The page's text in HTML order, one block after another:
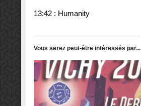
13:42 : Humanity
Vous serez peut-être intéressés par...